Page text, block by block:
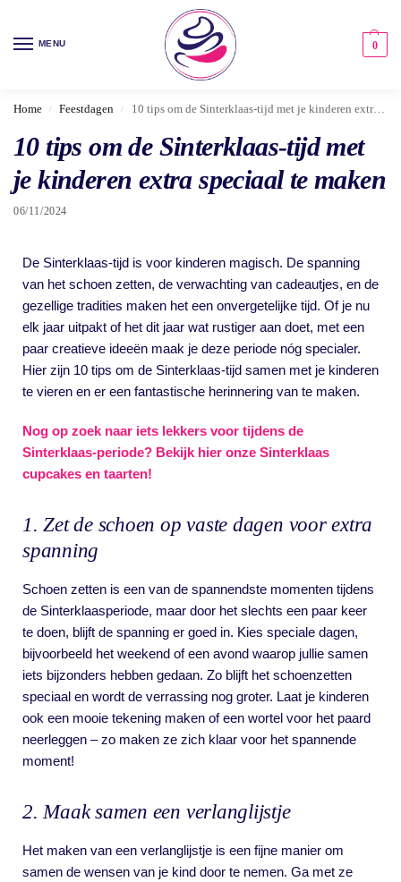
MENU 0
Home / Feestdagen / 10 tips om de Sinterklaas-tijd met je kinderen extra speciaal te maken
10 tips om de Sinterklaas-tijd met
je kinderen extra speciaal te maken
06/11/2024
De Sinterklaas-tijd is voor kinderen magisch. De spanning
van het schoen zetten, de verwachting van cadeautjes, en de
gezellige tradities maken het een onvergetelijke tijd. Of je nu
elk jaar uitpakt of het dit jaar wat rustiger aan doet, met een
paar creatieve ideeën maak je deze periode nóg specialer.
Hier zijn 10 tips om de Sinterklaas-tijd samen met je kinderen
te vieren en er een fantastische herinnering van te maken.
Nog op zoek naar iets lekkers voor tijdens de
Sinterklaas-periode? Bekijk hier onze Sinterklaas
cupcakes en taarten!
1. Zet de schoen op vaste dagen voor extra
spanning
Schoen zetten is een van de spannendste momenten tijdens
de Sinterklaasperiode, maar door het slechts een paar keer
te doen, blijft de spanning er goed in. Kies speciale dagen,
bijvoorbeeld het weekend of een avond waarop jullie samen
iets bijzonders hebben gedaan. Zo blijft het schoenzetten
speciaal en wordt de verrassing nog groter. Laat je kinderen
ook een mooie tekening maken of een wortel voor het paard
neerleggen – zo maken ze zich klaar voor het spannende
moment!
2. Maak samen een verlanglijstje
Het maken van een verlanglijstje is een fijne manier om
samen de wensen van je kind door te nemen. Ga met ze